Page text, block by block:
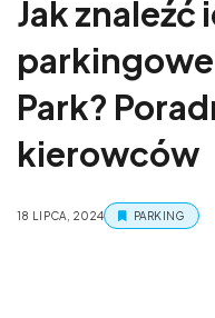
Jak znaleźć
parkingowe
Park?
kierowców
18 LIPCA, 2024 PARKING